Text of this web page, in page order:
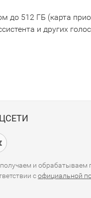
до 512 ГБ (карта
и других
и обрабатываем
софициальной